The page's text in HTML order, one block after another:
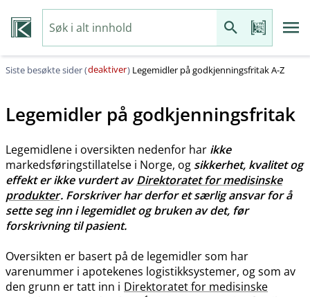
Siste besøkte sider (deaktiver) Legemidler på godkjenningsfritak A-Z
Legemidler på godkjenningsfritak
Legemidlene i oversikten nedenfor har ikke
markedsføringstillatelse i Norge, og sikkerhet, kvalitet og
effekt er ikke vurdert avDirektoratet for medisinske
produkter. Forskriver har derfor et særlig ansvar for å
sette seg inn i legemidlet og bruken av det, før
forskrivning til pasient.
Oversikten er basert på de legemidler som har
varenummer i apotekenes logistikksystemer, og som av
den grunn er tatt inn i Direktoratet for medisinske